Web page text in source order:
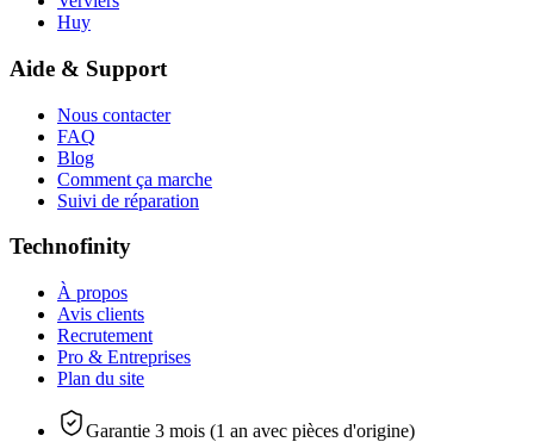
Huy
Aide & Support
Nous contacter
FAQ
Blog
Comment ça marche
Suivi de réparation
Technofinity
À propos
Avis clients
Recrutement
Pro & Entreprises
Plan du site
Garantie 3 mois (1 an avec pièces d'origine)